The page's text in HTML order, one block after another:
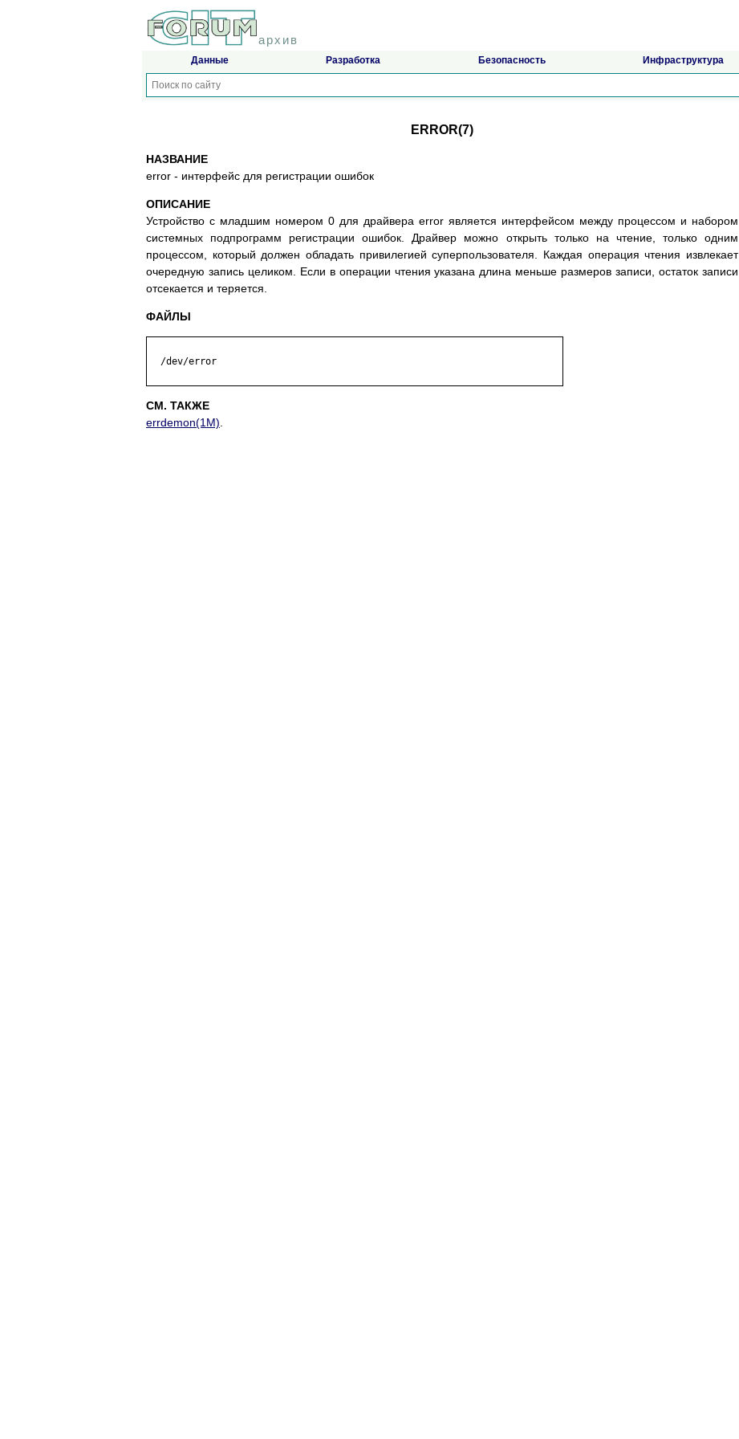
архив
Данные Разработка Безопасность Инфраструктура
ERROR(7)
НАЗВАНИЕ
error - интерфейс для регистрации ошибок
ОПИСАНИЕ
Устройство с младшим номером 0 для драйвера error является интерфейсом между процессом и набором
системных подпрограмм регистрации ошибок. Драйвер можно открыть только на чтение, только одним
процессом, который должен обладать привилегией суперпользователя. Каждая операция чтения извлекает
очередную запись целиком. Если в операции чтения указана длина меньше размеров записи, остаток записи
отсекается и теряется.
ФАЙЛЫ
  /dev/error
СМ. ТАКЖЕ
errdemon(1M)